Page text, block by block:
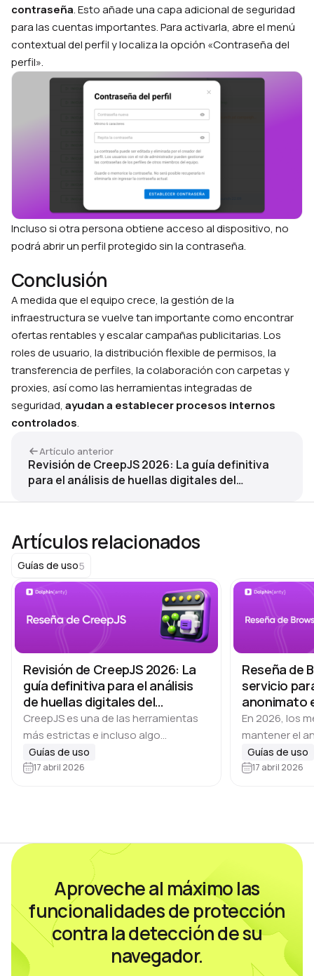
contraseña. Esto añade una capa adicional de seguridad
para las cuentas importantes. Para activarla, abre el menú
contextual del perfil y localiza la opción «Contraseña del
perfil».
Incluso si otra persona obtiene acceso al dispositivo, no
podrá abrir un perfil protegido sin la contraseña.
Conclusión
A medida que el equipo crece, la gestión de la
infraestructura se vuelve tan importante como encontrar
ofertas rentables y escalar campañas publicitarias. Los
roles de usuario, la distribución flexible de permisos, la
transferencia de perfiles, la colaboración con carpetas y
proxies, así como las herramientas integradas de
seguridad, ayudan a establecer procesos internos
controlados.
Artículo anterior
Revisión de CreepJS 2026: La guía definitiva
para el análisis de huellas digitales del
Artículos relacionados
Guías de uso5
Revisión de CreepJS 2026: La
guía definitiva para el análisis
de huellas digitales del
navegador
CreepJS es una de las herramientas
más estrictas e incluso algo
paranoicas para probar la huella
digital de un navegador. Creado por el
Guías de uso
17 abril 2026
Reseña de
servicio
anonimato
En 2026, los
mantener el
eficaces
sustitución de
Guías de uso
17 abril 2026
Aproveche al máximo las
funcionalidades de protección
contra la detección de su
navegador.